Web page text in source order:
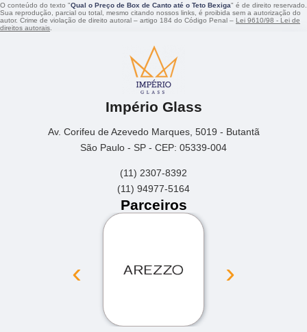
O conteúdo do texto "Qual o Preço de Box de Canto até o Teto Bexiga" é de direito reservado.
Sua reprodução, parcial ou total, mesmo citando nossos links, é proibida sem a autorização do
autor. Crime de violação de direito autoral – artigo 184 do Código Penal – Lei 9610/98 - Lei de
direitos autorais
Império Glass
Av. Corifeu de Azevedo Marques, 5019 - Butantã
São Paulo - SP - CEP: 05339-004
(11) 2307-8392
(11) 94977-5164
Parceiros
‹ ›